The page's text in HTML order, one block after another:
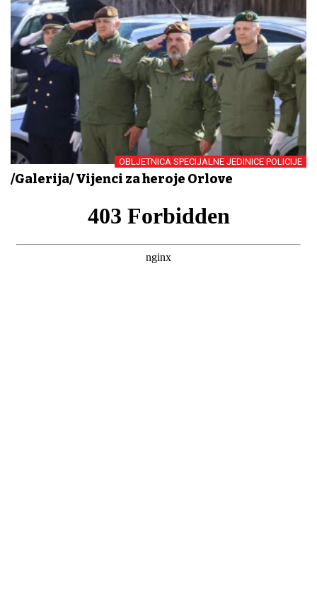
OBLJETNICA SPECIJALNE JEDINICE POLICIJE
/Galerija/ Vijenci za heroje Orlove